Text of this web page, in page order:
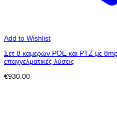
Add to Wishlist
Σετ 8 καμερών POE και PTZ με
επαγγελματικές λύσεις
€930.00